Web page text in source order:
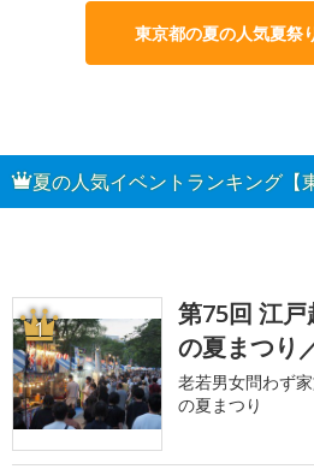
東京都の夏の人気夏祭
夏の人気イベントランキング【
1
第75回 江戸
の夏まつり
老若男女問わず
の夏まつり